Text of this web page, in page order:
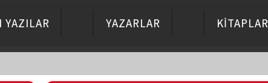
YAZILAR YAZARLAR KİTAPLAR